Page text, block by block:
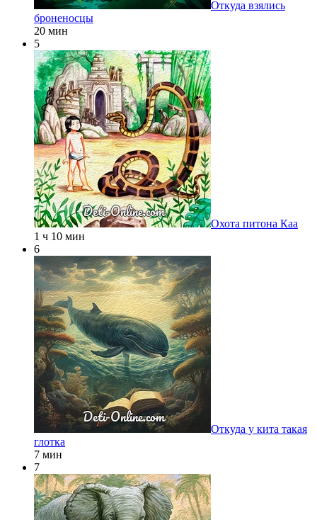
Откуда взялись
броненосцы
20 мин
5
Охота питона Каа
1 ч 10 мин
6
Откуда у кита такая
глотка
7 мин
7